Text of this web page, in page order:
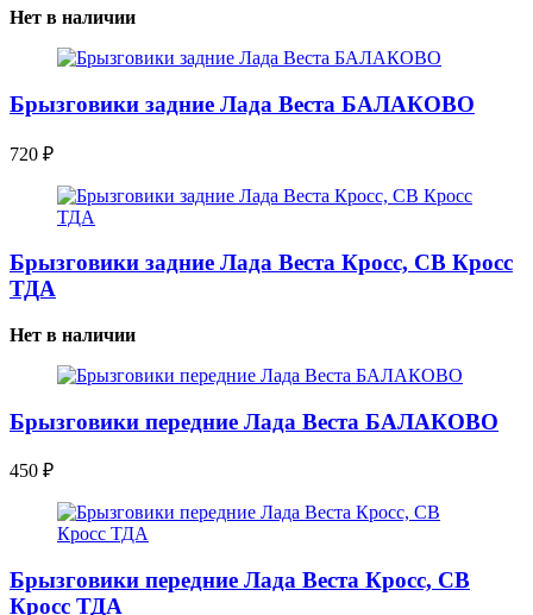
Нет в наличии
Брызговики задние Лада Веста БАЛАКОВО
720 ₽
Брызговики задние Лада Веста Кросс, СВ Кросс
ТДА
Нет в наличии
Брызговики передние Лада Веста БАЛАКОВО
450 ₽
Брызговики передние Лада Веста Кросс, СВ
Кросс ТДА